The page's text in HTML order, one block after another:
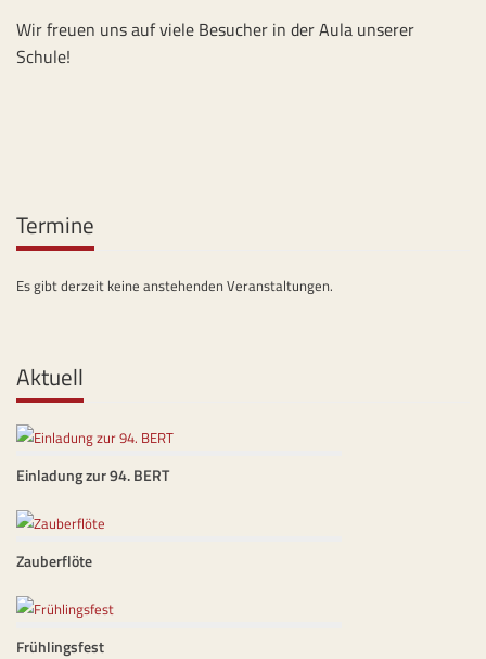
Wir freuen uns auf viele Besucher in der Aula unserer
Schule!
Termine
Es gibt derzeit keine anstehenden Veranstaltungen.
Aktuell
Einladung zur 94. BERT
Zauberflöte
Frühlingsfest